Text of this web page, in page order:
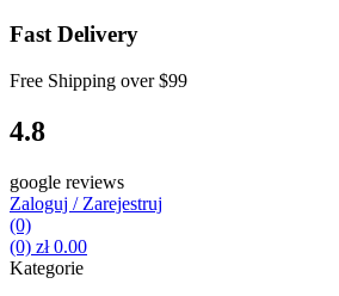
Fast Delivery
Free Shipping over$99
4.8
google reviews
Zaloguj / Zarejestruj
(0)
(0) zł0.00
Kategorie